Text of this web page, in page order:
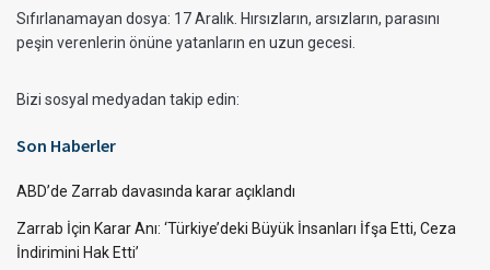
Sıfırlanamayan dosya: 17 Aralık. Hırsızların, arsızların, parasını
peşin verenlerin önüne yatanların en uzun gecesi.
Bizi sosyal medyadan takip edin:
Son Haberler
ABD’de Zarrab davasında karar açıklandı
Zarrab İçin Karar Anı: ‘Türkiye’deki Büyük İnsanları İfşa Etti, Ceza
İndirimini Hak Etti’